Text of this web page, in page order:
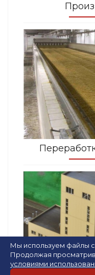
Мы используем файлы
Продолжая
условиями